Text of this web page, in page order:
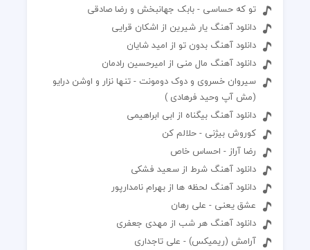
تو که حساسی - بابک جهانبخش و رضا صادقی
دانلود آهنگ یار شیرین از اشکان قرایی
دانلود آهنگ بدون تو از امید شایان
دانلود آهنگ مال منی از امیرحسین رادمان
سیروان خسروی و دوک دومونت - تنها نزار و اوشن درایو
(مش آپ وحید فرهادی )
دانلود آهنگ بیگناه از ابی ابراهیمی
کوروش بیژنی - حلالم کن
رضا آراز - احساس خاص
دانلود آهنگ شرط از سعید فشکی
دانلود آهنگ لحظه ها از بهرام نامدارپور
عشق یعنی - علی رهان
دانلود آهنگ هر شب از مهدی جعفری
آرامش (ریمیکس) - علی تاجداری